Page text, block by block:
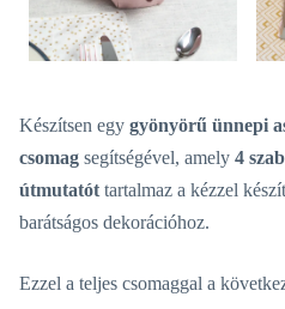
Készítsen egy gyönyörű ünnepi
csomag segítségével, amely 4
útmutatót tartalmaz a kézzel
barátságos dekorációhoz.
Ezzel a teljes csomaggal a